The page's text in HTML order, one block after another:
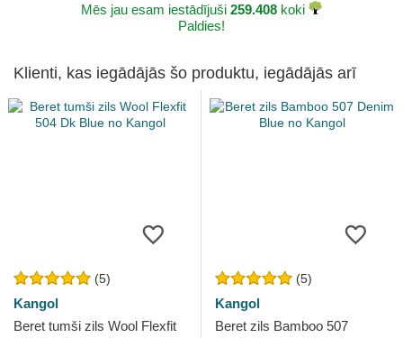
Mēs jau esam iestādījuši 259.408 koki
Paldies!
Klienti, kas iegādājās šo produktu, iegādājās arī
(5)
Kangol
Beret tumši zils Wool Flexfit
(5)
Kangol
Beret zils Bamboo 507